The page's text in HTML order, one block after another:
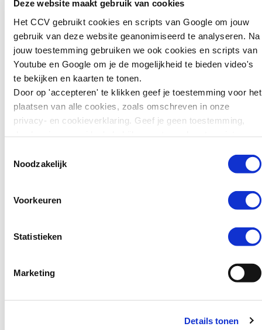
Deze website maakt gebruik van cookies
Het CCV gebruikt cookies en scripts van Google om jouw
gebruik van deze website geanonimiseerd te analyseren. Na
jouw toestemming gebruiken we ook cookies en scripts van
Youtube en Google om je de mogelijkheid te bieden video's
te bekijken en kaarten te tonen.
Door op 'accepteren' te klikken geef je toestemming voor het
plaatsen van alle cookies, zoals omschreven in onze
privacy- en cookieverklaring. Geef je geen toestemming,
Noodzakelijk
Voorkeuren
Statistieken
Marketing
Details tonen
zorg- en
ondersteuningsteams.
Geen effect gevonden op
herkennen en extern
melden: het onderzoek laat
geen toename zien in het
herkennen van signalen of
in externe meldingen.
Effect is tijdelijk: zes
de gemeten effecten
voldeed en 98,6% zou deze
Game heeft
structurele
Gemeenten
gebruiken vaker
last onder
dwangsom bij
jongeren
onder dwangsom op
blijkt uit onderzoek van
van €1.000 tot €7.500.
12-minners,
Adolescente...